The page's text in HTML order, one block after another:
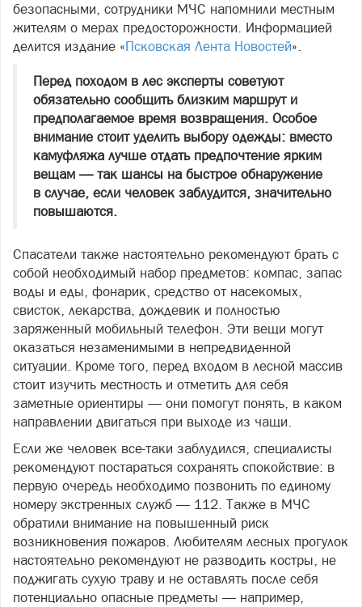
безопасными, сотрудники МЧС напомнили местным
жителям о мерах предосторожности. Информацией
делится издание «Псковская Лента Новостей».
Перед походом в лес эксперты советуют
обязательно сообщить близким маршрут и
предполагаемое время возвращения. Особое
внимание стоит уделить выбору одежды: вместо
камуфляжа лучше отдать предпочтение ярким
вещам — так шансы на быстрое обнаружение
в случае, если человек заблудится, значительно
повышаются.
Спасатели также настоятельно рекомендуют брать с
собой необходимый набор предметов: компас, запас
воды и еды, фонарик, средство от насекомых,
свисток, лекарства, дождевик и полностью
заряженный мобильный телефон. Эти вещи могут
оказаться незаменимыми в непредвиденной
ситуации. Кроме того, перед входом в лесной массив
стоит изучить местность и отметить для себя
заметные ориентиры — они помогут понять, в каком
направлении двигаться при выходе из чащи.
Если же человек все-таки заблудился, специалисты
рекомендуют постараться сохранять спокойствие: в
первую очередь необходимо позвонить по единому
номеру экстренных служб — 112. Также в МЧС
обратили внимание на повышенный риск
возникновения пожаров. Любителям лесных прогулок
настоятельно рекомендуют не разводить костры, не
поджигать сухую траву и не оставлять после себя
потенциально опасные предметы — например,